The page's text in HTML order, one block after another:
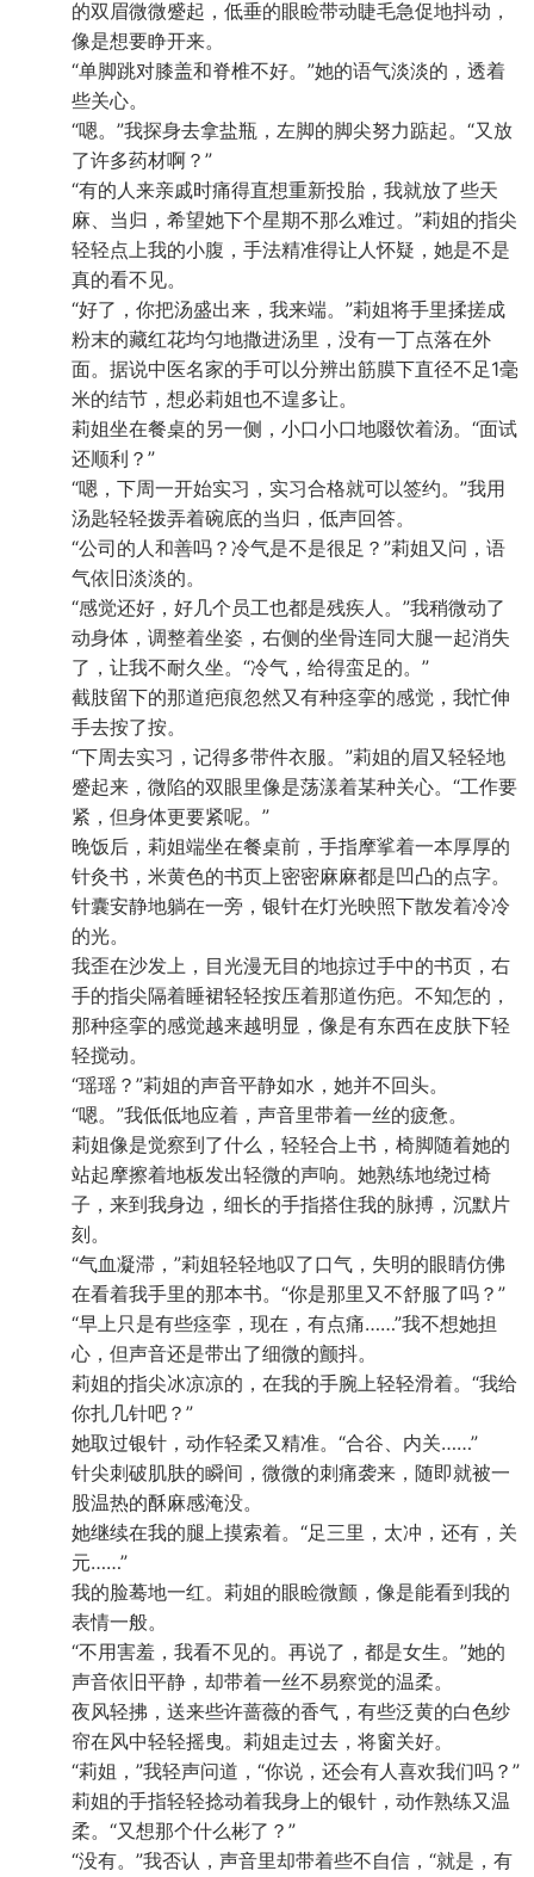
的双眉微微蹙起，低垂的眼睑带动睫毛急促地抖动，
像是想要睁开来。
“单脚跳对膝盖和脊椎不好。”她的语气淡淡的，透着
些关心。
“嗯。”我探身去拿盐瓶，左脚的脚尖努力踮起。“又放
了许多药材啊？”
“有的人来亲戚时痛得直想重新投胎，我就放了些天
麻、当归，希望她下个星期不那么难过。”莉姐的指尖
轻轻点上我的小腹，手法精准得让人怀疑，她是不是
真的看不见。
“好了，你把汤盛出来，我来端。”莉姐将手里揉搓成
粉末的藏红花均匀地撒进汤里，没有一丁点落在外
面。据说中医名家的手可以分辨出筋膜下直径不足1毫
米的结节，想必莉姐也不遑多让。
莉姐坐在餐桌的另一侧，小口小口地啜饮着汤。“面试
还顺利？”
“嗯，下周一开始实习，实习合格就可以签约。”我用
汤匙轻轻拨弄着碗底的当归，低声回答。
“公司的人和善吗？冷气是不是很足？”莉姐又问，语
气依旧淡淡的。
“感觉还好，好几个员工也都是残疾人。”我稍微动了
动身体，调整着坐姿，右侧的坐骨连同大腿一起消失
了，让我不耐久坐。“冷气，给得蛮足的。”
截肢留下的那道疤痕忽然又有种痉挛的感觉，我忙伸
手去按了按。
“下周去实习，记得多带件衣服。”莉姐的眉又轻轻地
蹙起来，微陷的双眼里像是荡漾着某种关心。“工作要
紧，但身体更要紧呢。”
晚饭后，莉姐端坐在餐桌前，手指摩挲着一本厚厚的
针灸书，米黄色的书页上密密麻麻都是凹凸的点字。
针囊安静地躺在一旁，银针在灯光映照下散发着冷冷
的光。
我歪在沙发上，目光漫无目的地掠过手中的书页，右
手的指尖隔着睡裙轻轻按压着那道伤疤。不知怎的，
那种痉挛的感觉越来越明显，像是有东西在皮肤下轻
轻搅动。
“瑶瑶？”莉姐的声音平静如水，她并不回头。
“嗯。”我低低地应着，声音里带着一丝的疲惫。
莉姐像是觉察到了什么，轻轻合上书，椅脚随着她的
站起摩擦着地板发出轻微的声响。她熟练地绕过椅
子，来到我身边，细长的手指搭住我的脉搏，沉默片
刻。
“气血凝滞，”莉姐轻轻地叹了口气，失明的眼睛仿佛
在看着我手里的那本书。“你是那里又不舒服了吗？”
“早上只是有些痉挛，现在，有点痛……”我不想她担
心，但声音还是带出了细微的颤抖。
莉姐的指尖冰凉凉的，在我的手腕上轻轻滑着。“我给
你扎几针吧？”
她取过银针，动作轻柔又精准。“合谷、内关……”
针尖刺破肌肤的瞬间，微微的刺痛袭来，随即就被一
股温热的酥麻感淹没。
她继续在我的腿上摸索着。“足三里，太冲，还有，关
元……”
我的脸蓦地一红。莉姐的眼睑微颤，像是能看到我的
表情一般。
“不用害羞，我看不见的。再说了，都是女生。”她的
声音依旧平静，却带着一丝不易察觉的温柔。
夜风轻拂，送来些许蔷薇的香气，有些泛黄的白色纱
帘在风中轻轻摇曳。莉姐走过去，将窗关好。
“莉姐，”我轻声问道，“你说，还会有人喜欢我们吗？”
莉姐的手指轻轻捻动着我身上的银针，动作熟练又温
柔。“又想那个什么彬了？”
“没有。”我否认，声音里却带着些不自信，“就是，有